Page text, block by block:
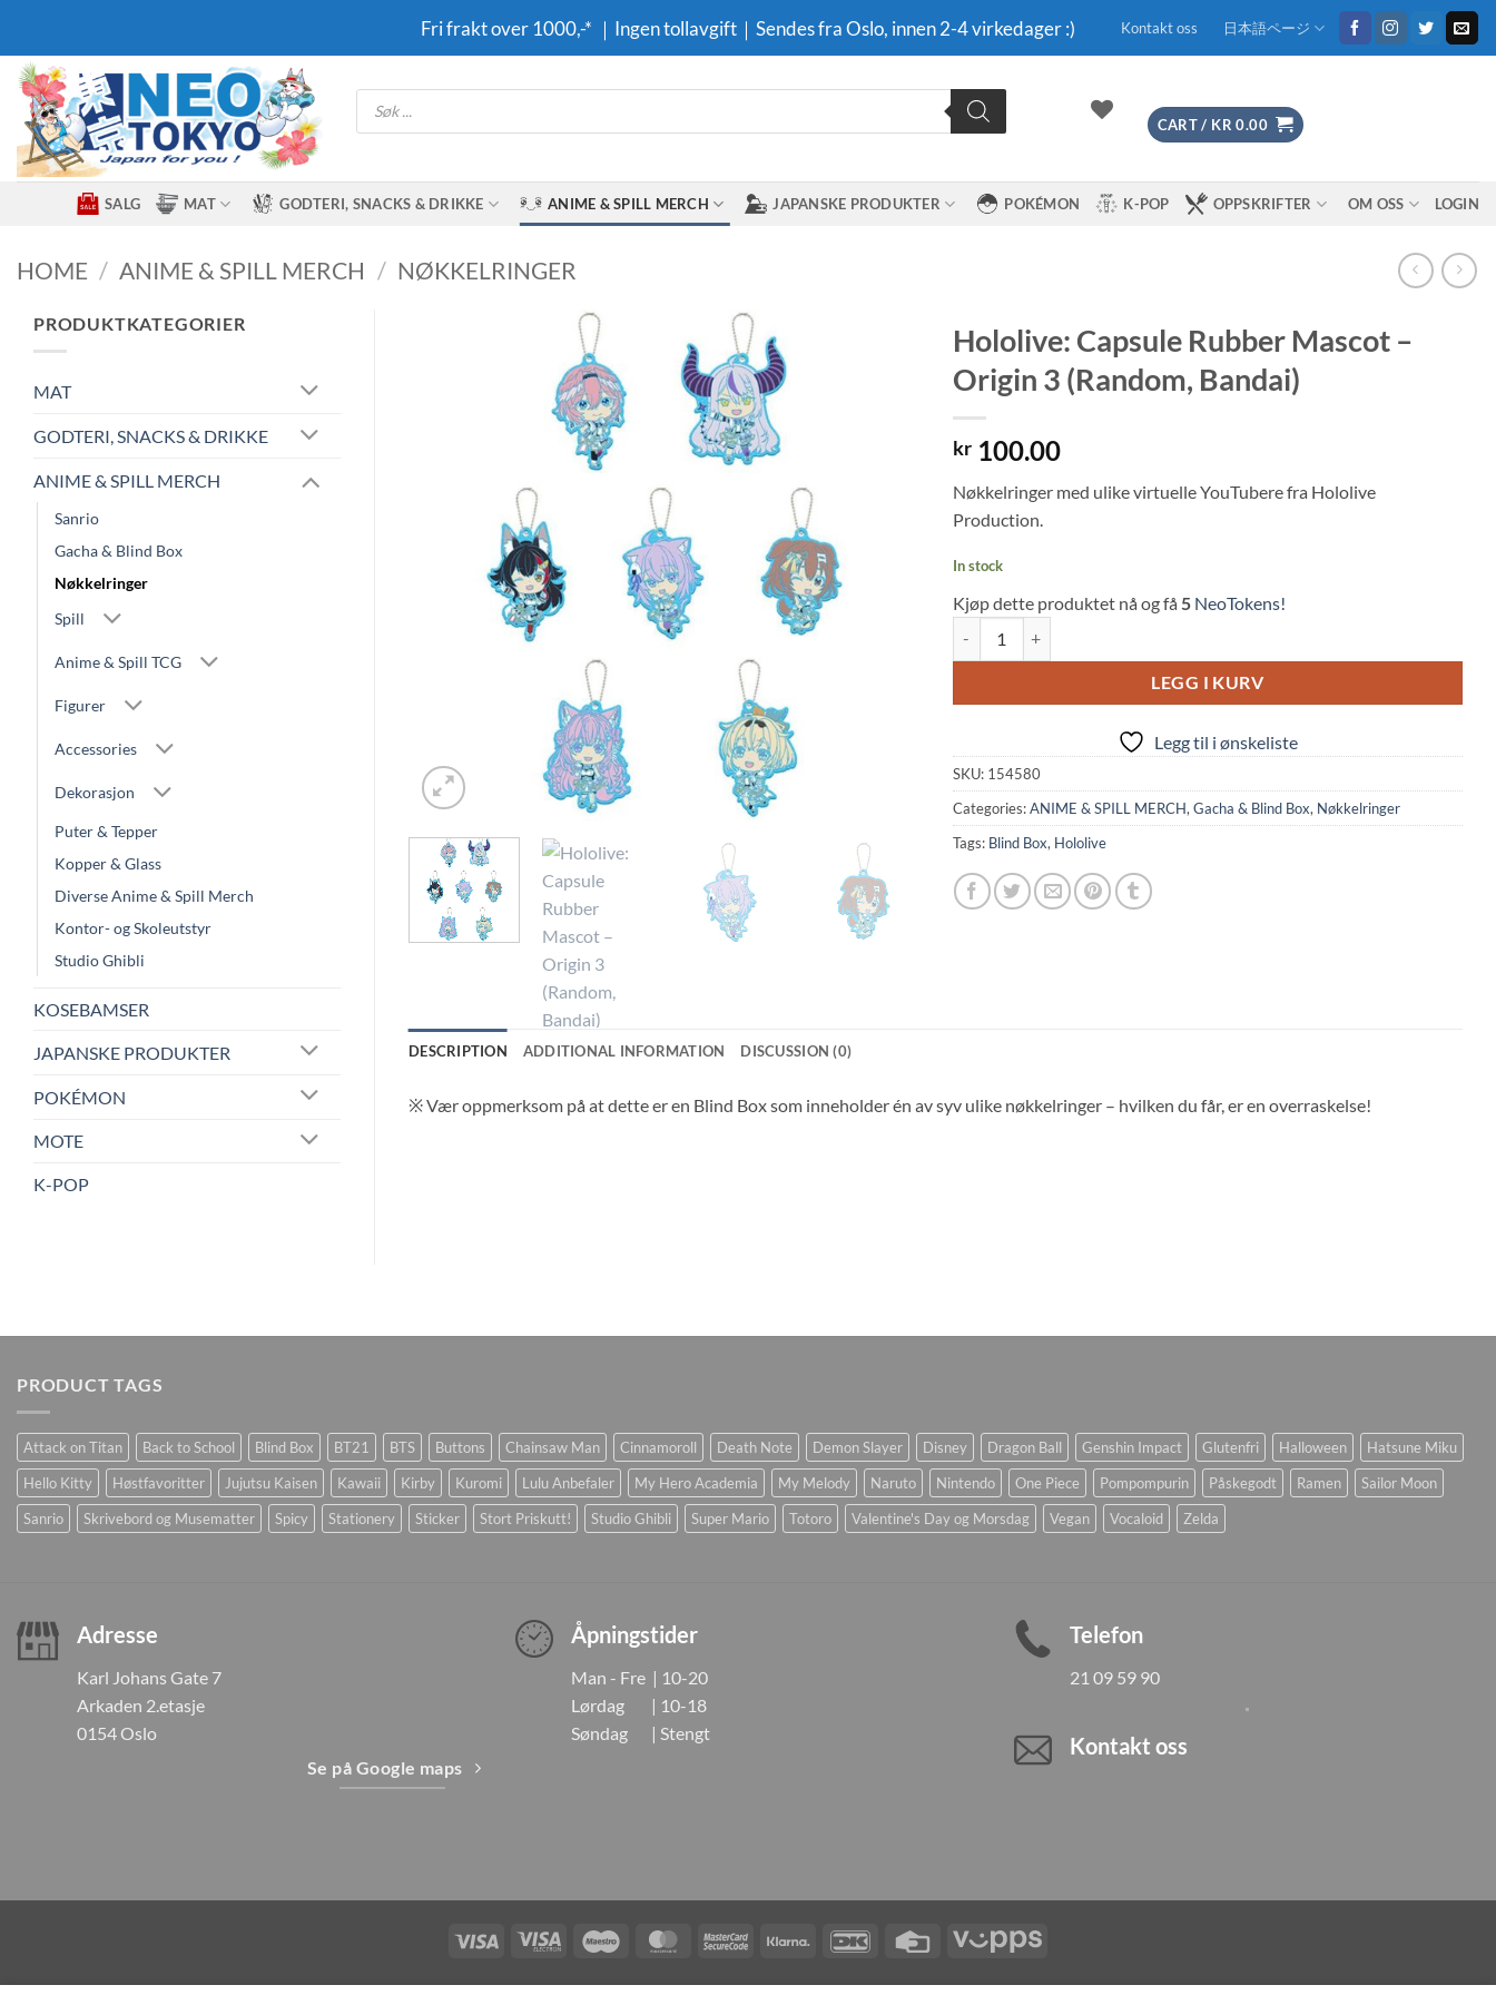
content
Fri frakt over 1000,-* ｜Ingen tollavgift｜Sendes fra Oslo, innen 2-4 virkedager :) Kontakt oss 日本語ページ
Products
search
CART / KR 0.00
SALG MAT GODTERI, SNACKS & DRIKKE ANIME & SPILL MERCH JAPANSKE PRODUKTER POKÉMON K-POP OPPSKRIFTER OM OSS LOGIN
HOME / ANIME & SPILL MERCH / NØKKELRINGER
PRODUKTKATEGORIER
MAT
GODTERI, SNACKS & DRIKKE
ANIME & SPILL MERCH
Sanrio
Gacha & Blind Box
Nøkkelringer
Spill
Anime & Spill TCG
Figurer
Accessories
Dekorasjon
Puter & Tepper
Kopper & Glass
Diverse Anime & Spill Merch
Kontor- og Skoleutstyr
Studio Ghibli
KOSEBAMSER
JAPANSKE PRODUKTER
POKÉMON
MOTE
K-POP
Hololive: Capsule Rubber Mascot –
Origin 3 (Random, Bandai)
kr100.00
Nøkkelringer med ulike virtuelle YouTubere fra Hololive
Production.
In stock
Kjøp dette produktet nå og få 5NeoTokens!
LEGG I KURV
Legg til i ønskeliste
SKU: 154580
Categories:ANIME & SPILL MERCH, Gacha & Blind Box, Nøkkelringer
Tags: Blind Box, Hololive
DESCRIPTION ADDITIONAL INFORMATION DISCUSSION (0)
※ Vær oppmerksom på at dette er en Blind Box som inneholder én av syv ulike nøkkelringer – hvilken du får, er en overraskelse!
PRODUCT TAGS
Attack on Titan Back to School Blind Box BT21 BTS Buttons Chainsaw Man Cinnamoroll Death Note Demon Slayer Disney Dragon Ball Genshin Impact Glutenfri Halloween
Hatsune Miku
Hello Kitty
Høstfavoritter Jujutsu Kaisen Kawaii Kirby Kuromi Lulu Anbefaler My Hero Academia My Melody Naruto Nintendo One Piece Pompompurin Påskegodt Ramen
Sailor Moon
Sanrio
Skrivebord og Musematter Spicy Stationery Sticker Stort Priskutt! Studio Ghibli Super Mario Totoro Valentine's Day og Morsdag Vegan Vocaloid Zelda
Adresse
Karl Johans Gate 7
Arkaden 2.etasje
0154 Oslo
Se på Google maps
Åpningstider
Man - Fre | 10-20
Lørdag | 10-18
Søndag | Stengt
Telefon
21 09 59 90
Kontakt oss
Visa
Visa
Maestro MasterCardMasterCardKlarna DanKort
Credit
Vipps